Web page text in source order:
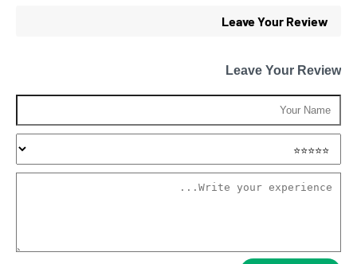
Leave Your Review
Leave Your Review